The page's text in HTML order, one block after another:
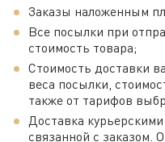
Заказы наложенным
Все посылки при
стоимость товара;
Стоимость доставки
веса посылки,
также от тарифов
Доставка курьерскими
связанной с заказом.